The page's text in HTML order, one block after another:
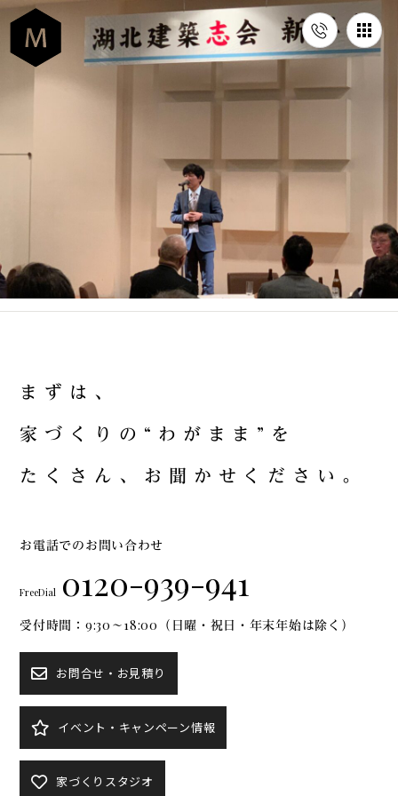
ま ず は 、
家 づ く り の “ わ が ま ま ” を
た く さ ん 、 お 聞 か せ く だ さ い 。
お電話でのお問い合わせ
FreeDial 0120-939-941
受付時間：9:30～18:00（日曜・祝日・年末年始は除く）
お問合せ・お見積り
イベント・キャンペーン情報
家づくりスタジオ